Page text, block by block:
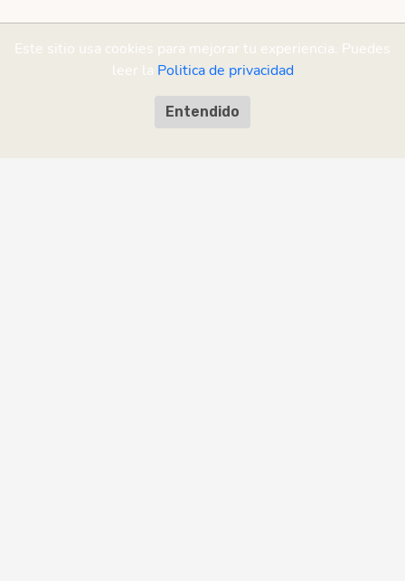
Este sitio usa cookies para mejorar tu experiencia. Puedes
leer la Politica de privacidad
Entendido